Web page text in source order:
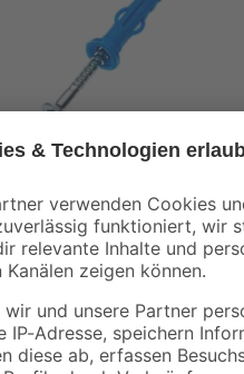
Drehstiftdübel 6 x 35
mm, 50 Stück
6,49